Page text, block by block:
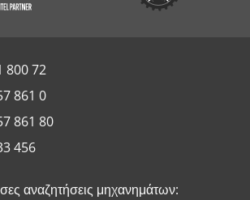
800 72
861 0
861 80
456
αναζητήσεις μηχανημάτων: